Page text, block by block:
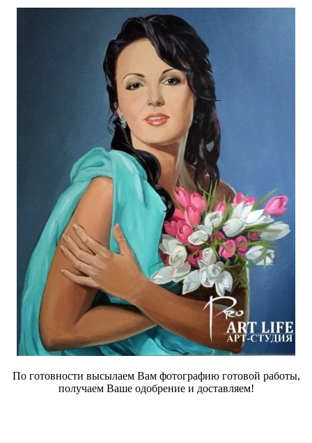
По готовности высылаем Вам фотографию готовой работы,
получаем Ваше одобрение и доставляем!